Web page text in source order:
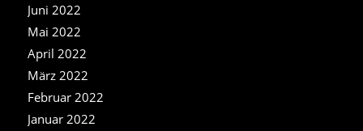
Juni 2022
Mai 2022
April 2022
März 2022
Februar 2022
Januar 2022